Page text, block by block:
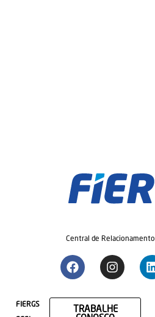
Central de Relacionamento
FIERGS
TRABALHE